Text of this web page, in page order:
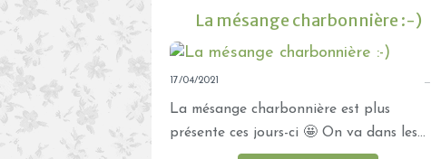
La mésange charbonnière :-)
17/04/2021 …
La mésange charbonnière est plus
présente ces jours-ci 🤩 On va dans les...